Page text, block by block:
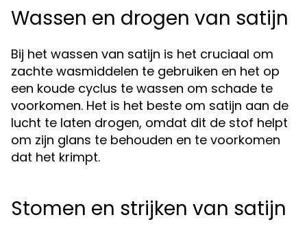
Wassen en drogen van satijn
Bij het wassen van satijn is het cruciaal om
zachte wasmiddelen te gebruiken en het op
een koude cyclus te wassen om schade te
voorkomen. Het is het beste om satijn aan de
lucht te laten drogen, omdat dit de stof helpt
om zijn glans te behouden en te voorkomen
dat het krimpt.
Stomen en strijken van satijn